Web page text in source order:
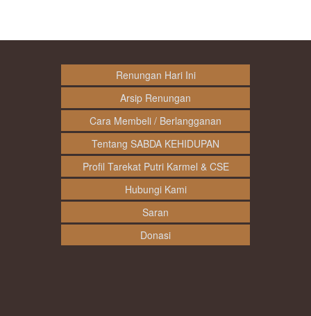
Renungan Hari Ini
Arsip Renungan
Cara Membeli / Berlangganan
Tentang SABDA KEHIDUPAN
Profil Tarekat Putri Karmel & CSE
Hubungi Kami
Saran
Donasi